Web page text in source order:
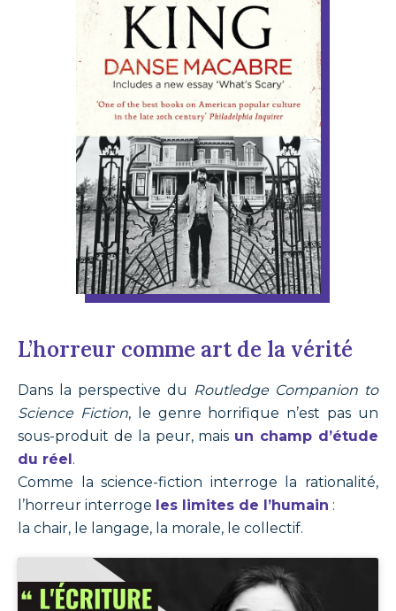
L’horreur comme art de la vérité
Dans la perspective du Routledge Companion to
Science Fiction, le genre horrifique n’est pas un
sous-produit de la peur, mais un champ d’étude
du réel .
Comme la science-fiction interroge la rationalité,
l’horreur interroge les limites de l’humain :
la chair, le langage, la morale, le collectif.